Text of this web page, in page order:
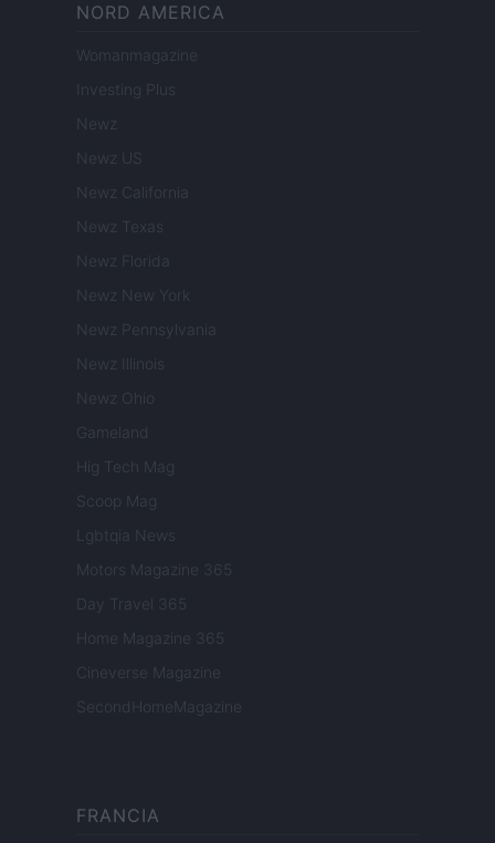
NORD AMERICA
Womanmagazine
Investing Plus
Newz
Newz US
Newz California
Newz Texas
Newz Florida
Newz New York
Newz Pennsylvania
Newz Illinois
Newz Ohio
Gameland
Hig Tech Mag
Scoop Mag
Lgbtqia News
Motors Magazine 365
Day Travel 365
Home Magazine 365
Cineverse Magazine
SecondHomeMagazine
FRANCIA